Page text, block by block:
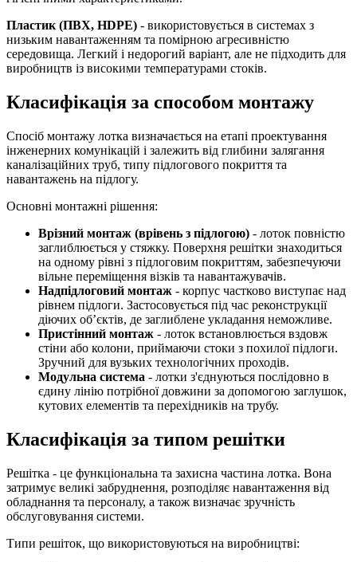
Пластик (ПВХ, HDPE) - використовується в системах з
низьким навантаженням та помірною агресивністю
середовища. Легкий і недорогий варіант, але не підходить для
виробництв із високими температурами стоків.
Класифікація за способом монтажу
Спосіб монтажу лотка визначається на етапі проектування
інженерних комунікацій і залежить від глибини залягання
каналізаційних труб, типу підлогового покриття та
навантажень на підлогу.
Основні монтажні рішення:
Врізний монтаж (врівень з підлогою) - лоток повністю
заглиблюється у стяжку. Поверхня решітки знаходиться
на одному рівні з підлоговим покриттям, забезпечуючи
вільне переміщення візків та навантажувачів.
Надпідлоговий монтаж - корпус частково виступає над
рівнем підлоги. Застосовується під час реконструкції
діючих об’єктів, де заглиблене укладання неможливе.
Пристінний монтаж - лоток встановлюється вздовж
стіни або колони, приймаючи стоки з похилої підлоги.
Зручний для вузьких технологічних проходів.
Модульна система - лотки з'єднуються послідовно в
єдину лінію потрібної довжини за допомогою заглушок,
кутових елементів та перехідників на трубу.
Класифікація за типом решітки
Решітка - це функціональна та захисна частина лотка. Вона
затримує великі забруднення, розподіляє навантаження від
обладнання та персоналу, а також визначає зручність
обслуговування системи.
Типи решіток, що використовуються на виробництві: